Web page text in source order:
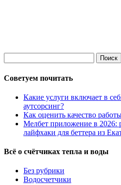
Советуем почитать
Какие услуги включает в
аутсорсинг?
Как оценить качество
Мелбет приложение в 2026:
лайфхаки для беттера из
Всё о счётчиках тепла и воды
Без рубрики
Водосчетчики